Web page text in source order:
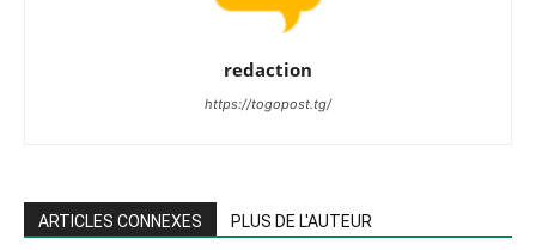
redaction
https://togopost.tg/
ARTICLES CONNEXES PLUS DE L'AUTEUR